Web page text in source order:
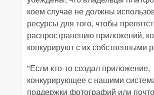
коем случае не должны
ресурсы для того, чтобы
распространению приложений,
конкурируют с их собственными
"Если кто-то создал приложение,
конкурирующее с нашими
поддержки фотографий или